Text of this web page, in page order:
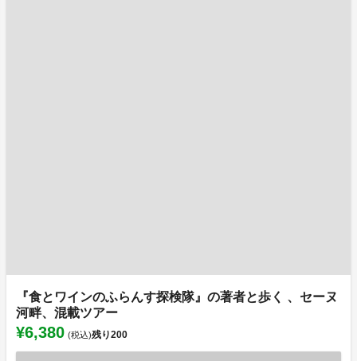
『食とワインのふらんす探検隊』の著者と歩く 、セーヌ
河畔、混載ツアー
¥6,380 (税込)残り200